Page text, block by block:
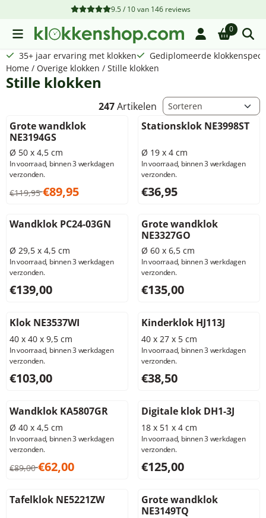
Cookievoorkeuren zijn beschikbaar. Kies instellingen of sta
9.5 / 10van 146reviews
0
35+ jaar ervaring met klokken
Gediplomeerde
Home / Overige klokken / Stille klokken
Stille klokken
247Artikelen Sorteermethode
Grote wandklok
NE3194GS
Ø 50 x 4,5 cm
In voorraad, binnen 3 werkdagen
verzonden.
Van 119,95 voor 89,95, exclusief btw: 74,34
€119,95€89,95
Stationsklok NE3998ST
Ø 19 x 4 cm
In voorraad, binnen 3 werkdagen
verzonden.
Prijs: 36,95, exclusief btw:
€36,95
Wandklok PC24-03GN
Ø 29,5 x 4,5 cm
In voorraad, binnen 3 werkdagen
verzonden.
Prijs: 139,00, exclusief btw: 114,88
€139,00
Grote wandklok
NE3327GO
Ø 60 x 6,5 cm
In voorraad, binnen 3 werkdagen
verzonden.
Prijs: 135,00, exclusief btw:
€135,00
Klok NE3537WI
40 x 40 x 9,5 cm
In voorraad, binnen 3 werkdagen
verzonden.
Prijs: 103,00, exclusief btw: 85,12
€103,00
Kinderklok HJ113J
40 x 27 x 5 cm
In voorraad, binnen 3 werkdagen
verzonden.
Prijs: 38,50, exclusief btw:
€38,50
Wandklok KA5807GR
Ø 40 x 4,5 cm
In voorraad, binnen 3 werkdagen
verzonden.
Van 89,00 voor 62,00, exclusief btw: 51,24
€89,00€62,00
Digitale klok DH1-3J
18 x 51 x 4 cm
In voorraad, binnen 3 werkdagen
verzonden.
Prijs: 125,00, exclusief btw:
€125,00
Tafelklok NE5221ZW
Grote wandklok
NE3149TQ